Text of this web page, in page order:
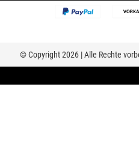
© Copyright 2026 | Alle Rechte